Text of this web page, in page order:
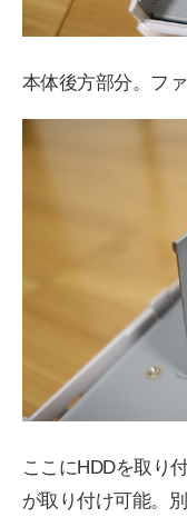
本体後方部分。フ
ここにHDDを取り
が取り付け可能。